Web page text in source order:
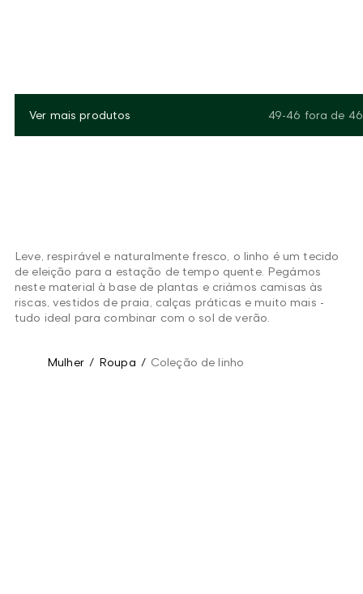
Ver mais produtos 49-46 fora de 46
Leve, respirável e naturalmente fresco, o linho é um tecido
de eleição para a estação de tempo quente. Pegámos
neste material à base de plantas e criámos camisas às
riscas, vestidos de praia, calças práticas e muito mais -
tudo ideal para combinar com o sol de verão.
Mulher / Roupa / Coleção de linho